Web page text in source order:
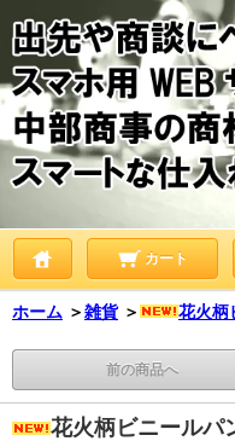
カート
ホーム ＞雑貨 ＞ 花火柄
前の商品へ
花火柄ビニールパ